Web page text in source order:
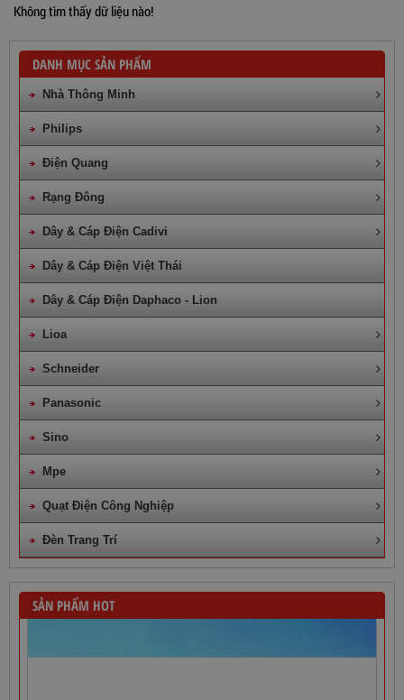
Không tìm thấy dữ liệu nào!
DANH MỤC SẢN PHẨM
Nhà Thông Minh
Philips
Điện Quang
Rạng Đông
Dây & Cáp Điện Cadivi
Dây & Cáp Điện Việt Thái
Dây & Cáp Điện Daphaco - Lion
Lioa
Schneider
Panasonic
Sino
Mpe
Quạt Điện Công Nghiệp
Đèn Trang Trí
SẢN PHẨM HOT